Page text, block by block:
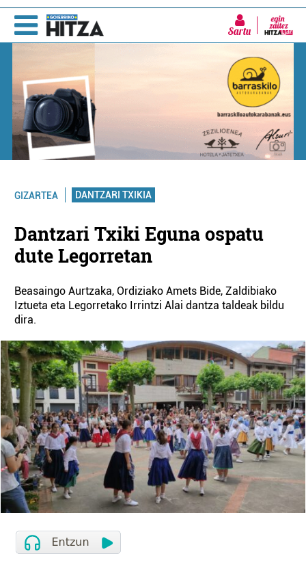
Sartu
GIZARTEA DANTZARI TXIKIA
Dantzari Txiki Eguna ospatu
dute Legorretan
Beasaingo Aurtzaka, Ordiziako Amets Bide, Zaldibiako
Iztueta eta Legorretako Irrintzi Alai dantza taldeak bildu
dira.